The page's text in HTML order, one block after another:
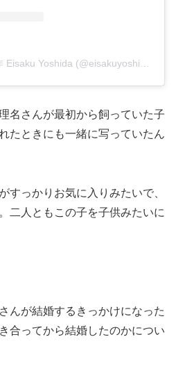
名さんが最初から飼っていた子
たときにも一緒に写っていたん
すっかりお気に入りみたいで、
二人ともこの子を子供みたいに
んが結婚するきっかけになった
合ってから結婚したのかについ